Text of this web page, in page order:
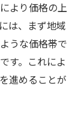
交渉術の実
より価格の上
は、まず地域
うな価格帯で
す。これによ
進めることが